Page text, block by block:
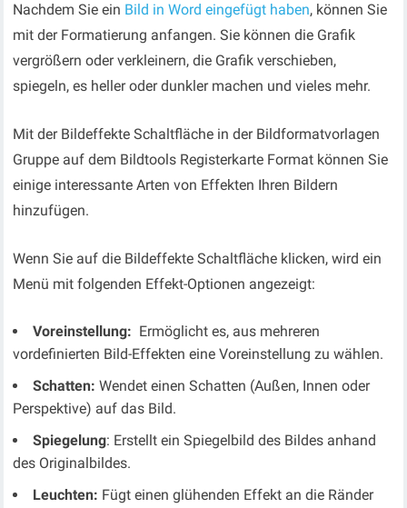
Nachdem Sie ein Bild in Word eingefügt haben, können Sie
mit der Formatierung anfangen. Sie können die Grafik
vergrößern oder verkleinern, die Grafikverschieben,
spiegeln, es heller oder dunkler machen und vieles mehr.
Mit der Bildeffekte Schaltfläche in der Bildformatvorlagen
Gruppe auf dem Bildtools Registerkarte Format können Sie
einige interessante Arten von Effekten Ihren Bildern
hinzufügen.
Wenn Sie auf die Bildeffekte Schaltfläche klicken, wird ein
Menü mit folgenden Effekt-Optionen angezeigt:
Voreinstellung: Ermöglicht es, aus mehreren
vordefinierten Bild-Effekten eine Voreinstellung zu wählen.
Schatten: Wendet einen Schatten (Außen, Innen oder
Perspektive) auf das Bild.
Spiegelung: Erstellt ein Spiegelbild des Bildes anhand
des Originalbildes.
Leuchten: Fügt einen glühenden Effekt an die Ränder